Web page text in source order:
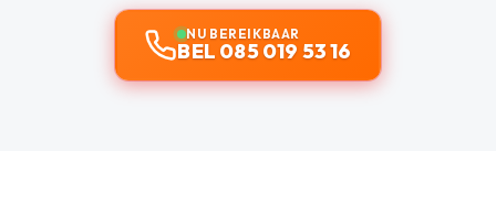
NU BEREIKBAAR
BEL 085 019 53 16